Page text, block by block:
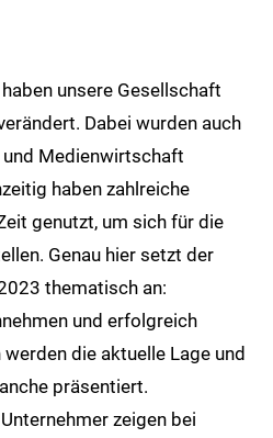
unsere Gesellschaft
Dabei wurden auch
Medienwirtschaft
haben zahlreiche
genutzt, um sich für die
Genau hier setzt der
thematisch an:
und erfolgreich
die aktuelle Lage und
präsentiert.
zeigen bei